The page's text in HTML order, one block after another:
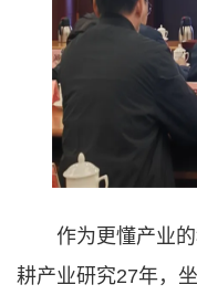
作为更懂产业
耕产业研究27年，